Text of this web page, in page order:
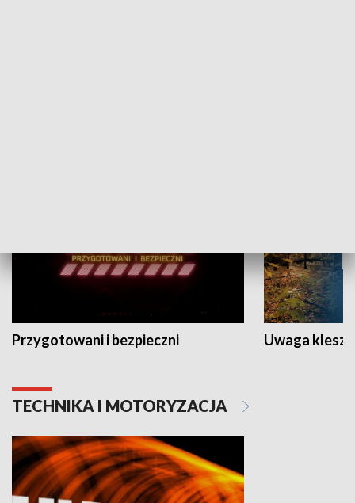
Przygotowani i bezpieczni Uwaga
TECHNIKA I MOTORYZACJA